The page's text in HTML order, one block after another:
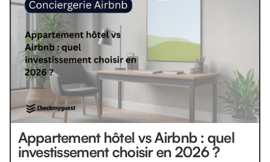
Appartement hôtel vs Airbnb : quel
investissement choisir en 2026 ?